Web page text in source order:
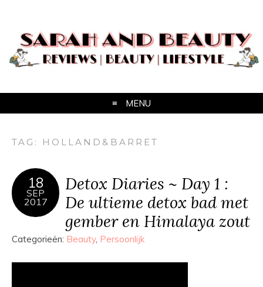
MENU
TAG: HOLLAND&BARRET
18
SEP
2017
Detox Diaries ~ Day 1 :
De ultieme detox bad met
gember en Himalaya zout
Categorieën: Beauty, Persoonlijk